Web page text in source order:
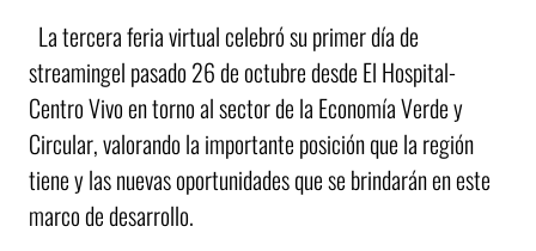
La tercera feria virtual celebró su primer día de
streamingel pasado 26 de octubre desde El Hospital-
Centro Vivo en torno al sector de la Economía Verde y
Circular, valorando la importante posición que la región
tiene y las nuevas oportunidades que se brindarán en este
marco de desarrollo.